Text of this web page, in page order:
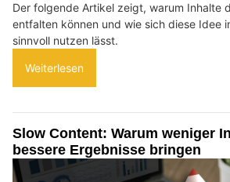
Der folgende Artikel zeigt, warum Inhalte
entfalten können und wie sich diese Idee
sinnvoll nutzen lässt.
Weiterlesen
Slow Content: Warum weniger
bessere Ergebnisse bringen